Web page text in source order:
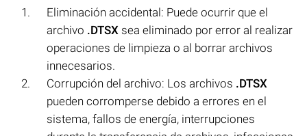
Eliminación accidental: Puede ocurrir que el
archivo .DTSX sea eliminado por error al realizar
operaciones de limpieza o al borrar archivos
innecesarios.
Corrupción del archivo: Los archivos .DTSX
pueden corromperse debido a errores en el
sistema, fallos de energía, interrupciones